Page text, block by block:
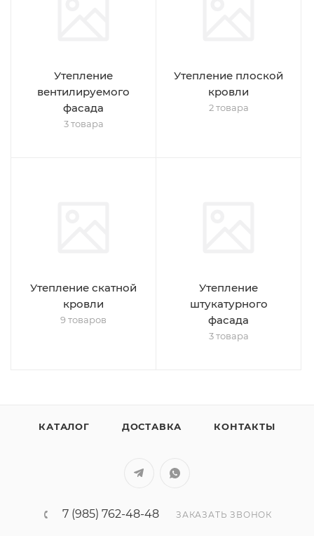
Утепление
вентилируемого
фасада
3 товара
Утепление плоской
кровли
2 товара
Утепление скатной
кровли
9 товаров
Утепление
штукатурного
фасада
3 товара
КАТАЛОГ ДОСТАВКА КОНТАКТЫ
7 (985) 762-48-48 ЗАКАЗАТЬ ЗВОНОК